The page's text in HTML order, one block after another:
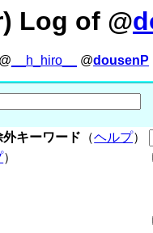
Log of @
@ __h_hiro__ @dousenP
外キーワード （ヘルプ）
）